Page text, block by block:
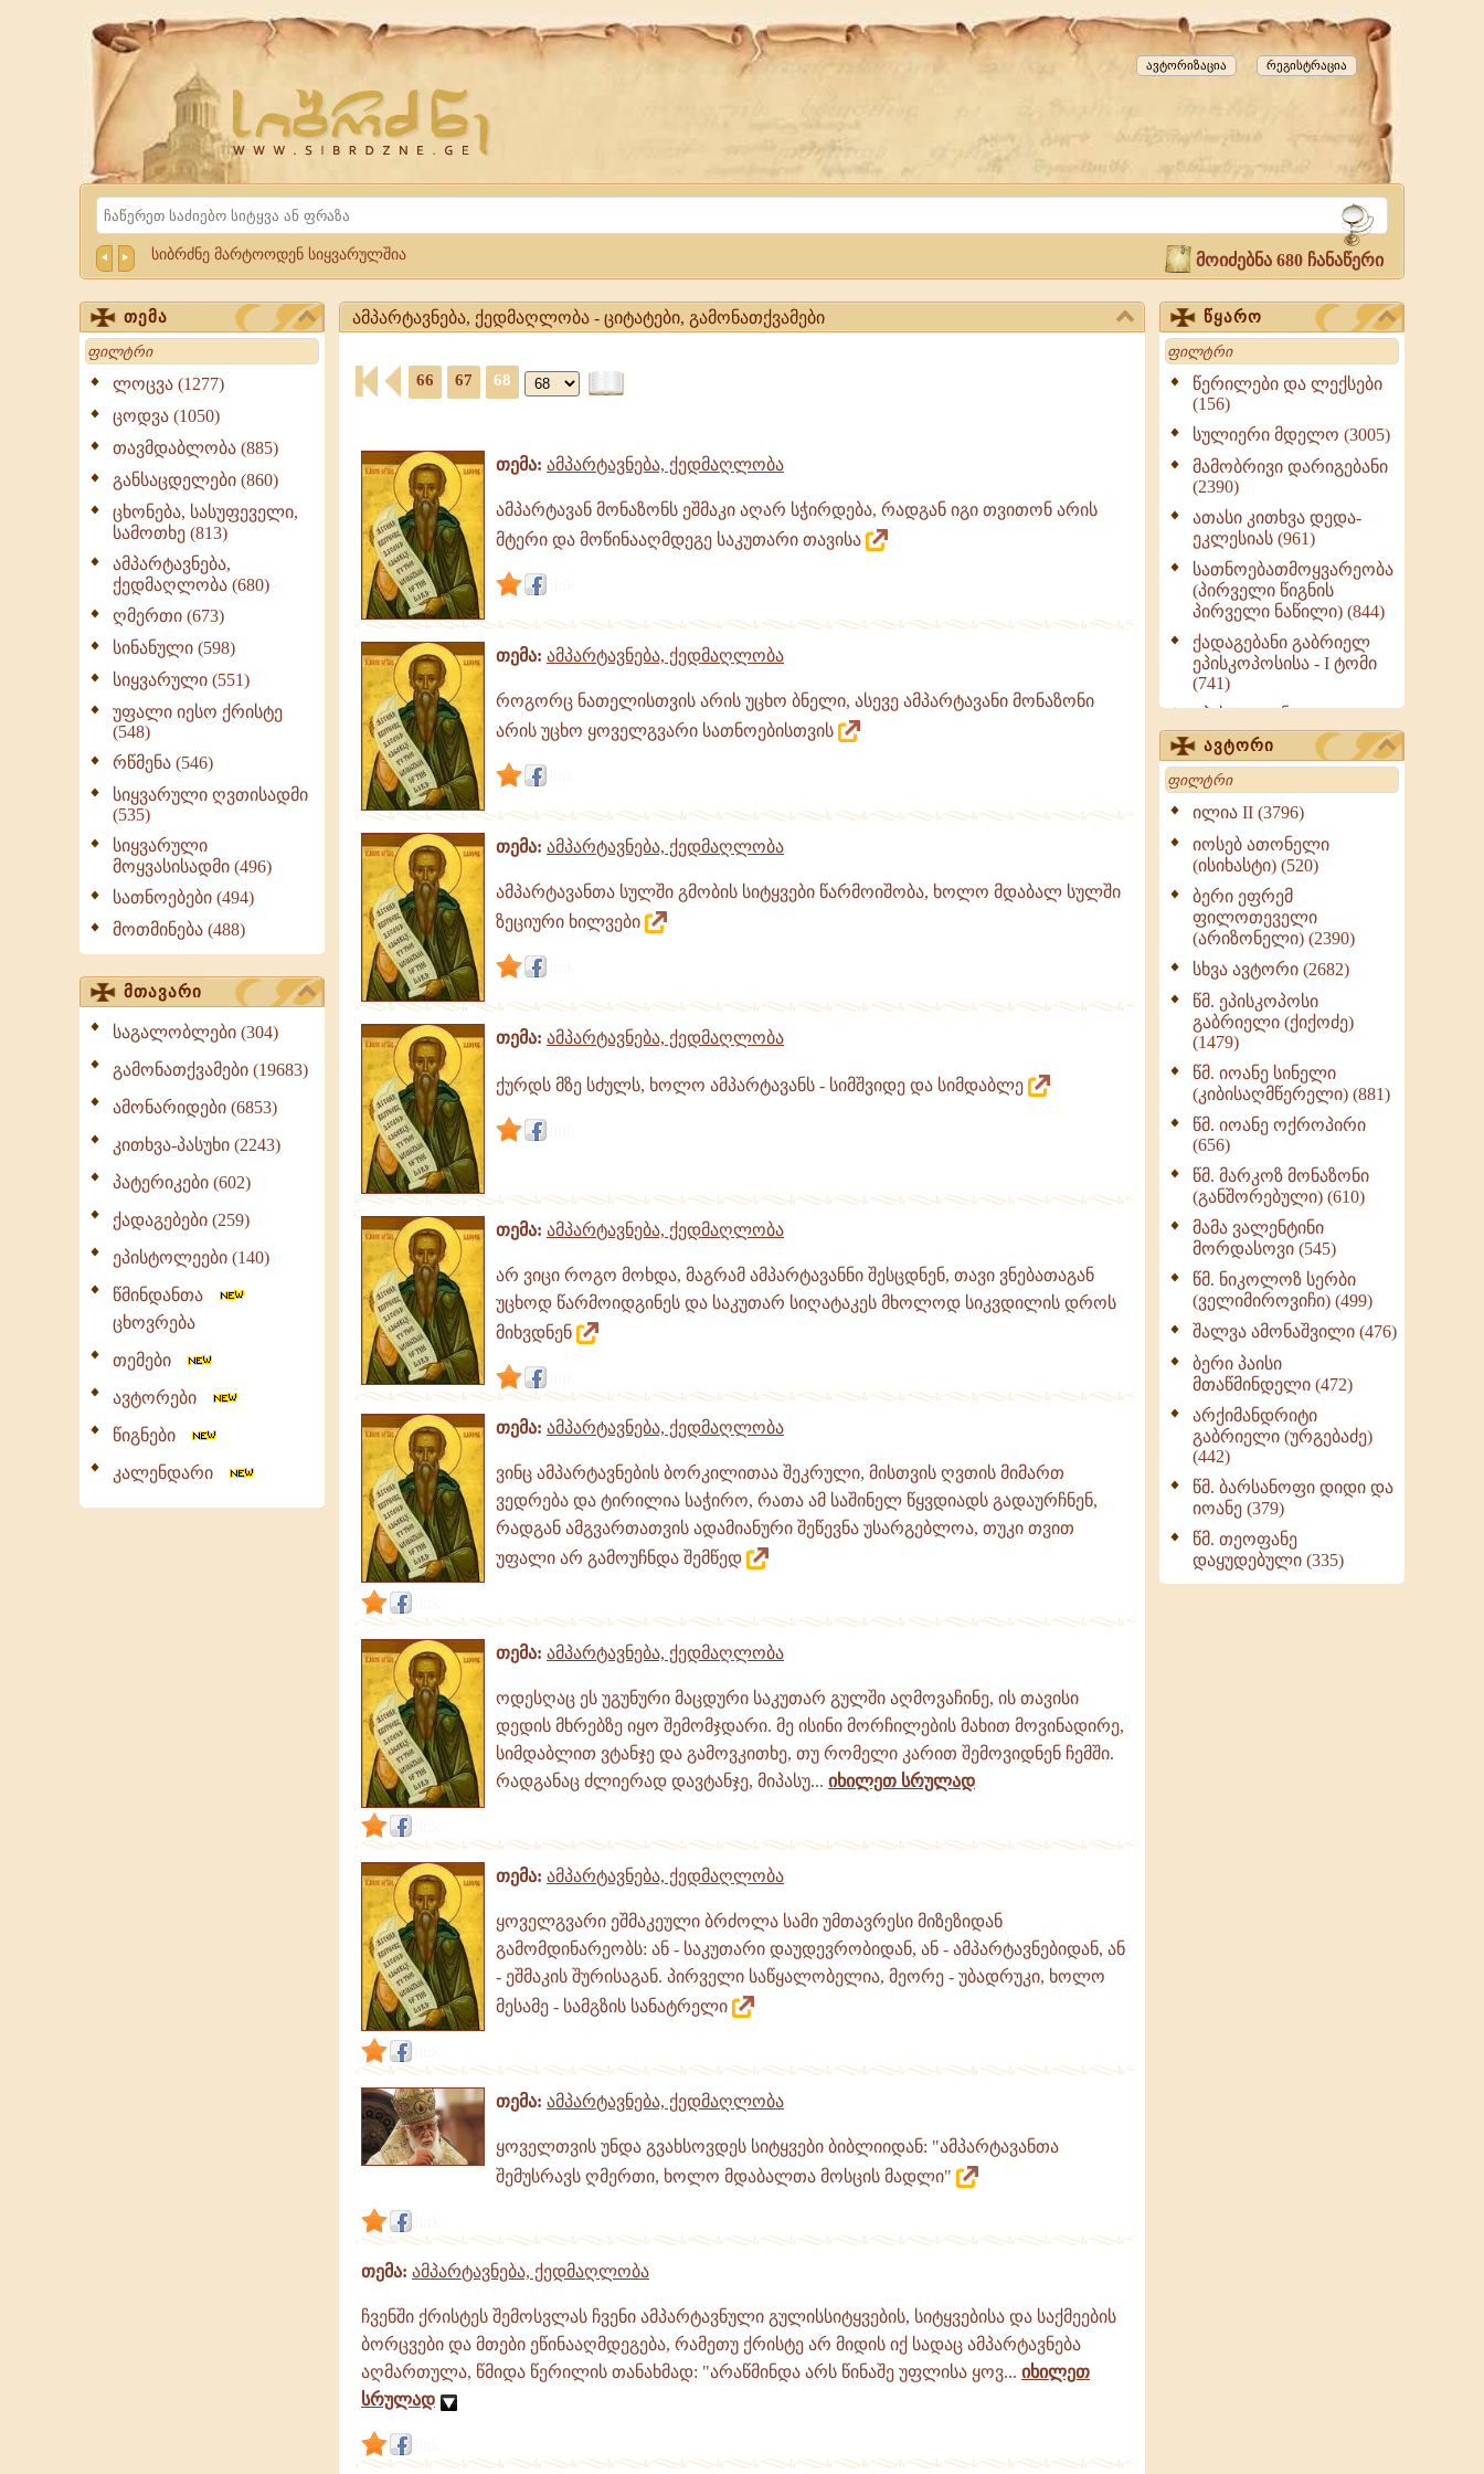
Website
Sibrdzne.ge
რეგისტრაცია
ავტორიზაცია
Search
სიბრძნე მარტოოდენ სიყვარულშია
მოიძებნა 680 ჩანაწერი
თემა
Search
ლოცვა (1277)
ცოდვა (1050)
თავმდაბლობა (885)
განსაცდელები (860)
ცხონება, სასუფეველი,
სამოთხე (813)
ამპარტავნება,
ქედმაღლობა (680)
ღმერთი (673)
სინანული (598)
სიყვარული (551)
უფალი იესო ქრისტე
(548)
რწმენა (546)
სიყვარული ღვთისადმი
(535)
სიყვარული
მოყვასისადმი (496)
სათნოებები (494)
მოთმინება (488)
მთავარი
საგალობლები (304)
გამონათქვამები (19683)
ამონარიდები (6853)
კითხვა-პასუხი (2243)
პატერიკები (602)
ქადაგებები (259)
ეპისტოლეები (140)
წმინდანთა
ცხოვრება
თემები
ავტორები
წიგნები
კალენდარი
ამპარტავნება, ქედმაღლობა - ციტატები, გამონათქვამები
ქედმაღლობა
ამპარტავნება,
ქედმაღლობა,
გამონათქვამები
გამონათქვამები
66 67 68
თემა: ამპარტავნება, ქედმაღლობა
ამპარტავან მონაზონს ეშმაკი აღარ სჭირდება, რადგან იგი თვითონ არის
მტერი და მოწინააღმდეგე საკუთარი თავისა
თემა: ამპარტავნება, ქედმაღლობა
როგორც ნათელისთვის არის უცხო ბნელი, ასევე ამპარტავანი მონაზონი
არის უცხო ყოველგვარი სათნოებისთვის
თემა: ამპარტავნება, ქედმაღლობა
ამპარტავანთა სულში გმობის სიტყვები წარმოიშობა, ხოლო მდაბალ სულში
ზეციური ხილვები
თემა: ამპარტავნება, ქედმაღლობა
ქურდს მზე სძულს, ხოლო ამპარტავანს - სიმშვიდე და სიმდაბლე
თემა: ამპარტავნება, ქედმაღლობა
არ ვიცი როგო მოხდა, მაგრამ ამპარტავანნი შესცდნენ, თავი ვნებათაგან
უცხოდ წარმოიდგინეს და საკუთარ სიღატაკეს მხოლოდ სიკვდილის დროს
მიხვდნენ
თემა: ამპარტავნება, ქედმაღლობა
ვინც ამპარტავნების ბორკილითაა შეკრული, მისთვის ღვთის მიმართ
ვედრება და ტირილია საჭირო, რათა ამ საშინელ წყვდიადს გადაურჩნენ,
რადგან ამგვართათვის ადამიანური შეწევნა უსარგებლოა, თუკი თვით
უფალი არ გამოუჩნდა შემწედ
თემა: ამპარტავნება, ქედმაღლობა
ოდესღაც ეს უგუნური მაცდური საკუთარ გულში აღმოვაჩინე, ის თავისი
დედის მხრებზე იყო შემომჯდარი. მე ისინი მორჩილების მახით მოვინადირე,
სიმდაბლით ვტანჯე და გამოვკითხე, თუ რომელი კარით შემოვიდნენ ჩემში.
რადგანაც ძლიერად დავტანჯე, მიპასუ... იხილეთ სრულად
თემა: ამპარტავნება, ქედმაღლობა
ყოველგვარი ეშმაკეული ბრძოლა სამი უმთავრესი მიზეზიდან
გამომდინარეობს: ან - საკუთარი დაუდევრობიდან, ან - ამპარტავნებიდან, ან
- ეშმაკის შურისაგან. პირველი საწყალობელია, მეორე - უბადრუკი, ხოლო
მესამე - სამგზის სანატრელი
თემა: ამპარტავნება, ქედმაღლობა
ყოველთვის უნდა გვახსოვდეს სიტყვები ბიბლიიდან: "ამპარტავანთა
შემუსრავს ღმერთი, ხოლო მდაბალთა მოსცის მადლი"
თემა: ამპარტავნება, ქედმაღლობა
ჩვენში ქრისტეს შემოსვლას ჩვენი ამპარტავნული გულისსიტყვების, სიტყვებისა და საქმეების
ბორცვები და მთები ეწინააღმდეგება, რამეთუ ქრისტე არ მიდის იქ სადაც ამპარტავნება
აღმართულა, წმიდა წერილის თანახმად: "არაწმინდა არს წინაშე უფლისა ყოვ... იხილეთ
სრულად
წყარო
Search
წერილები და ლექსები
(156)
სულიერი მდელო (3005)
მამობრივი დარიგებანი
(2390)
ათასი კითხვა დედა-
ეკლესიას (961)
სათნოებათმოყვარეობა
(პირველი წიგნის
პირველი ნაწილი) (844)
ქადაგებანი გაბრიელ
ეპისკოპოსისა - I ტომი
(741)
ეპისტოლენი,
ქადაგებანი, სიტყვანი
(ნაწილი III) (723)
მოძღვრის ძალზე
სასარგებლო რჩევები
მრევლისათვის (545)
Wisdomge (514)
ქადაგებანი გაბრიელ
ეპისკოპოსისა - II ტომი
(370)
სულიერი ცხოვრების
სახელმძღვანელო -
ნაწილი II (369)
ღმერთი და ადამიანები
(287)
ბერის დიადემა (278)
მონაზვნური
გამოცდილების
ოთხი ასეული თავი
სიყვარულის შესახებ
(259)
ავტორი
Search
ილია II (3796)
იოსებ ათონელი
(ისიხასტი) (520)
ბერი ეფრემ
ფილოთეველი
(არიზონელი) (2390)
სხვა ავტორი (2682)
წმ. ეპისკოპოსი
გაბრიელი (ქიქოძე)
(1479)
წმ. იოანე სინელი
(კიბისაღმწერელი) (881)
წმ. იოანე ოქროპირი
(656)
წმ. მარკოზ მონაზონი
(განშორებული) (610)
მამა ვალენტინი
მორდასოვი (545)
წმ. ნიკოლოზ სერბი
(ველიმიროვიჩი) (499)
შალვა ამონაშვილი (476)
ბერი პაისი
მთაწმინდელი (472)
არქიმანდრიტი
გაბრიელი (ურგებაძე)
(442)
წმ. ბარსანოფი დიდი და
იოანე (379)
წმ. თეოფანე
დაყუდებული (335)